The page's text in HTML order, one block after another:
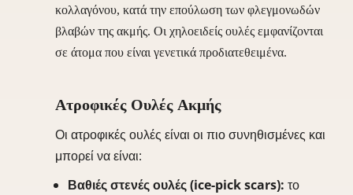
κολλαγόνου, κατά την επούλωση των φλεγμονωδών
βλαβών της ακμής. Οι χηλοειδείς ουλές εμφανίζονται
σε άτομα που είναι γενετικά προδιατεθειμένα.
Ατροφικές Ουλές Ακμής
Οι ατροφικές ουλές είναι οι πιο συνηθισμένες και
μπορεί να είναι:
Βαθιές στενές ουλές (ice-pick scars): το